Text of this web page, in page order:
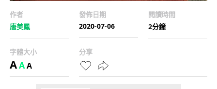
作者
唐美鳳
發佈日期
2020-07-06
閱讀時間
2分鐘
字體大小
AAA
分享